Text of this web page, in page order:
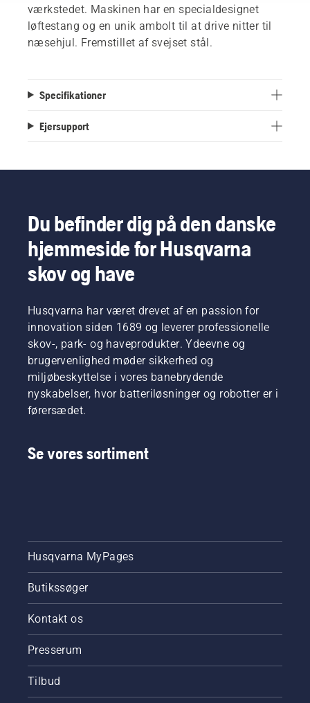
værkstedet. Maskinen har en specialdesignet
løftestang og en unik ambolt til at drive nitter til
næsehjul. Fremstillet af svejset stål.
Specifikationer
Ejersupport
Du befinder dig på den danske
hjemmeside for Husqvarna
skov og have
Husqvarna har været drevet af en passion for
innovation siden 1689 og leverer professionelle
skov-, park- og haveprodukter. Ydeevne og
brugervenlighed møder sikkerhed og
miljøbeskyttelse i vores banebrydende
nyskabelser, hvor batteriløsninger og robotter er i
førersædet.
Se vores sortiment
Husqvarna MyPages
Butikssøger
Kontakt os
Presserum
Tilbud